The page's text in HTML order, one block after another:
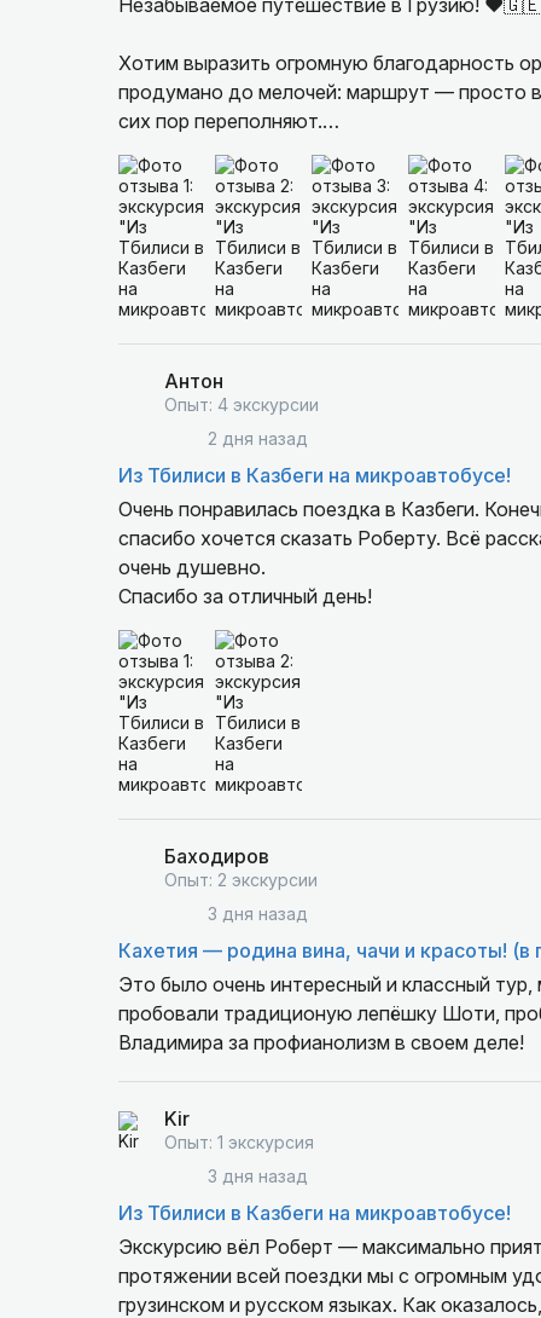
Незабываемое путешествие в Грузию! ❤️🇬🇪
Хотим выразить огромную благодарность
продумано до мелочей: маршрут — просто
сих пор переполняют.
Отдельное спасибо нашему гиду! Человек
всё так интересно, что мы буквально
все наши бесконечные вопросы. Трансфер
удовольствие.
Но самое главное — это люди.
таксист — он связался с нашим гидом по
подождали нас! Это было очень
Девочки/ребята, если планируете поездку,
разлетаются быстро. Всем рекомендую!
Антон
Опыт: 4 экскурсии
2 дня назад
Из Тбилиси в Казбеги на микроавтобусе!
Очень понравилась поездка в Казбеги.
спасибо хочется сказать Роберту. Всё
очень душевно.
Спасибо за отличный день!
Баходиров
Опыт: 2 экскурсии
3 дня назад
Кахетия — родина вина, чачи и красоты! (в
Это было очень интересный и классный
пробовали традиционую лепёшку Шоти,
Владимира за профианолизм в своем деле!
Kir
Опыт: 1 экскурсия
3 дня назад
Из Тбилиси в Казбеги на микроавтобусе!
Экскурсию вёл Роберт — максимально
протяжении всей поездки мы с огромным
грузинском и русском языках. Как